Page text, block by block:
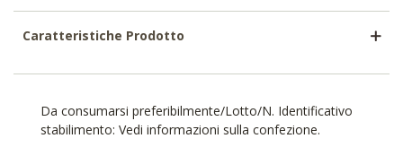
Caratteristiche Prodotto
Da consumarsi preferibilmente/Lotto/N. Identificativo
stabilimento: Vedi informazioni sulla confezione.